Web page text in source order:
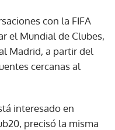
con la FIFA
el Mundial de Clubes,
Madrid, a partir del
cercanas al
interesado en
precisó la misma